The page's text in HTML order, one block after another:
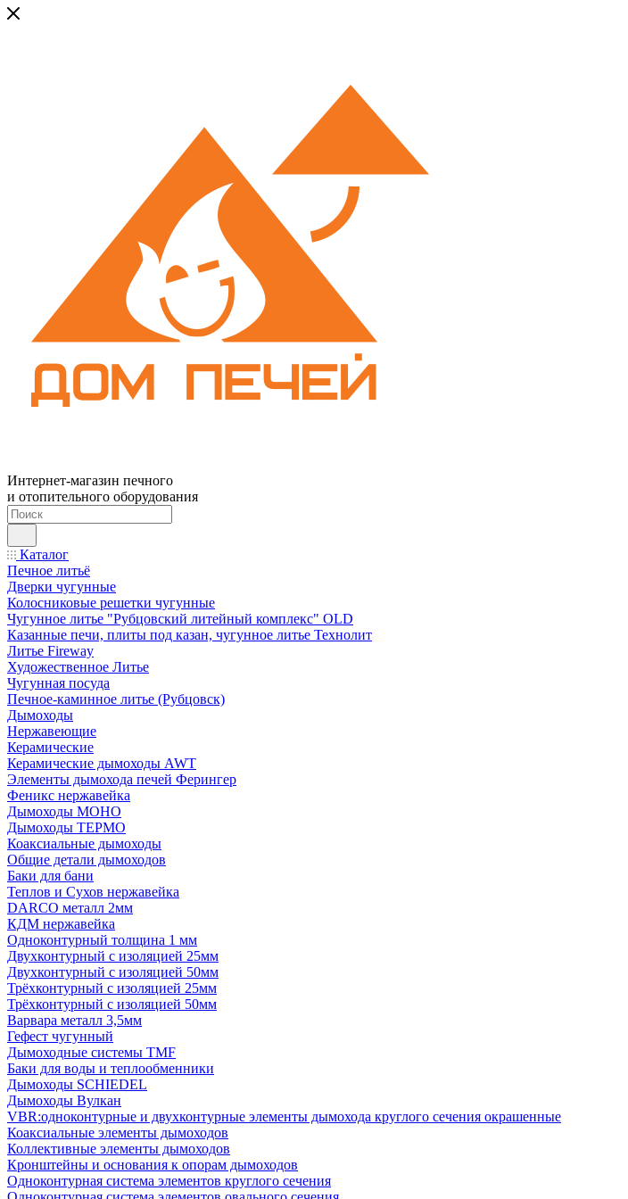
Интернет-магазин печного
и отопительного оборудования
Каталог
Печное литьё
Дверки чугунные
Колосниковые решетки чугунные
Чугунное литье "Рубцовский литейный комплекс" OLD
Казанные печи, плиты под казан, чугунное литье Технолит
Литье Fireway
Художественное Литье
Чугунная посуда
Печное-каминное литье (Рубцовск)
Дымоходы
Нержавеющие
Керамические
Керамические дымоходы AWT
Элементы дымохода печей Ферингер
Феникс нержавейка
Дымоходы МОНО
Дымоходы ТЕРМО
Коаксиальные дымоходы
Общие детали дымоходов
Баки для бани
Теплов и Сухов нержавейка
DARCO металл 2мм
КДМ нержавейка
Одноконтурный толщина 1 мм
Двухконтурный с изоляцией 25мм
Двухконтурный с изоляцией 50мм
Трёхконтурный с изоляцией 25мм
Трёхконтурный с изоляцией 50мм
Варвара металл 3,5мм
Гефест чугунный
Дымоходные системы TMF
Баки для воды и теплообменники
Дымоходы SCHIEDEL
Дымоходы Вулкан
VBR:одноконтурные и двухконтурные элементы дымохода круглого сечения окрашенные
Коаксиальные элементы дымоходов
Коллективные элементы дымоходов
Кронштейны и основания к опорам дымоходов
Одноконтурная система элементов круглого сечения